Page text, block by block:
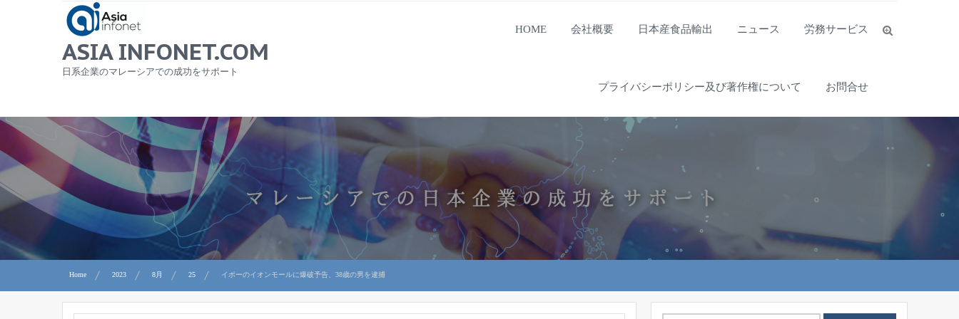
ASIA INFONET.COM
日系企業のマレーシアでの成功をサポート
HOME 会社概要 日本産食品輸出 ニュース 労務サービス
プライバシーポリシー及び著作権について お問合せ
Home 2023 8月 25 イポーのイオンモールに爆破予告、38歳の男を逮捕